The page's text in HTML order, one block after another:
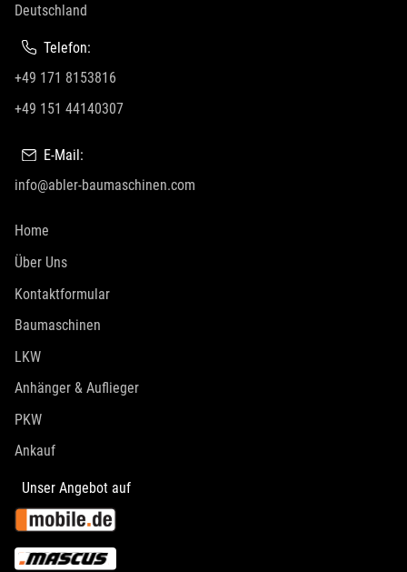
Deutschland
Telefon:
+49 171 8153816
+49 151 44140307
E-Mail:
info@abler-baumaschinen.com
Home
Über Uns
Kontaktformular
Baumaschinen
LKW
Anhänger & Auflieger
PKW
Ankauf
Unser Angebot auf